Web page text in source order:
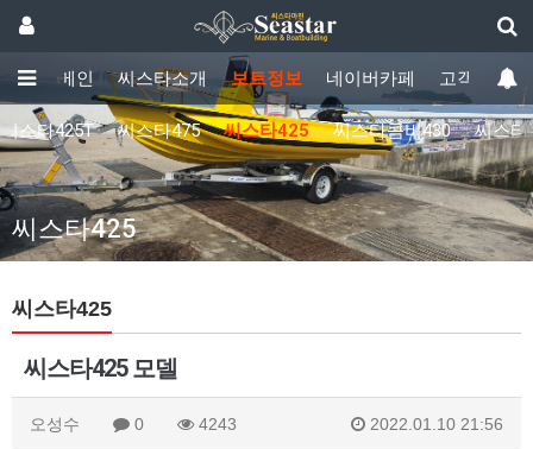
메인 씨스타소개 보트정보 네이버카페 고객센터
씨스타425T 씨스타475 씨스타425 씨스타콤비430 씨스타
씨스타425
씨스타425
씨스타425 모델
오성수 0 4243 2022.01.10 21:56